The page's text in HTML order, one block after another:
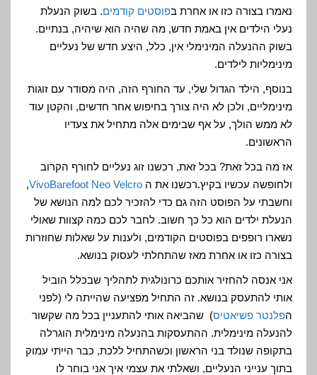
נאמרו בצורה כזו או אחרת בפוסטים קודמים. בשוק הנעלת
נעלי הילדים אין באמת חדש, מה שהיה הוא שיהיה, בנתיים.
בשוק ההנעלה המינימלי אין, כלל, היצע חדש של נעליים
מינימליות לילדים.
בנוסף, הילד הגדול שלי, עד החורף הזה, היה מסודר עם זוגות
מינימליים, ולכן לא היה צורך בחיפוש אחר חדשים, והקטן עוד
לא ממש הולך, על אף שבימים אלה מתחיל את צעדיו
הראשונים.
אז מה בכל זאת? בכל זאת, רכשנו זוג נעליים לחורף הקרוב
ולחופשה עכשיו בקיץ.רכשנו את ה VivoBarefoot Neo Velcro
,
וחשבתי על הפוסט הזה גם כדי להזכיר לכם למה הנושא של
הנעלת ילדים הוא כל כך חשוב. לחבר לכם כמה קצוות שאולי
נשארו רופפים בפוסטים הקודמים, ולענות על שאלות שחוזרות
בצורה כזו או אחרת מאז שהתחלתי לעסוק בנושא.
אני אנסה להחזיר אותכם כרונולגית לתהליך שבכלל הוביל
אותי להתעסק בנושא. זה התחיל מפציעה שהייתה לי (לפני
הפלנטר פשיאטיס) שהביאה אותי להתעניין בכל מה שקשור
להנעלה מינימלית. ההתעסקות בהנעלה מינימלית הוגרלה
בתקופה שנולד בני הראשון וכשהתחיל ללכת, כבר הייתי עמוק
בתוך ענייני הנעליים, ושאלתי את עצמי איך אני בוחר לו